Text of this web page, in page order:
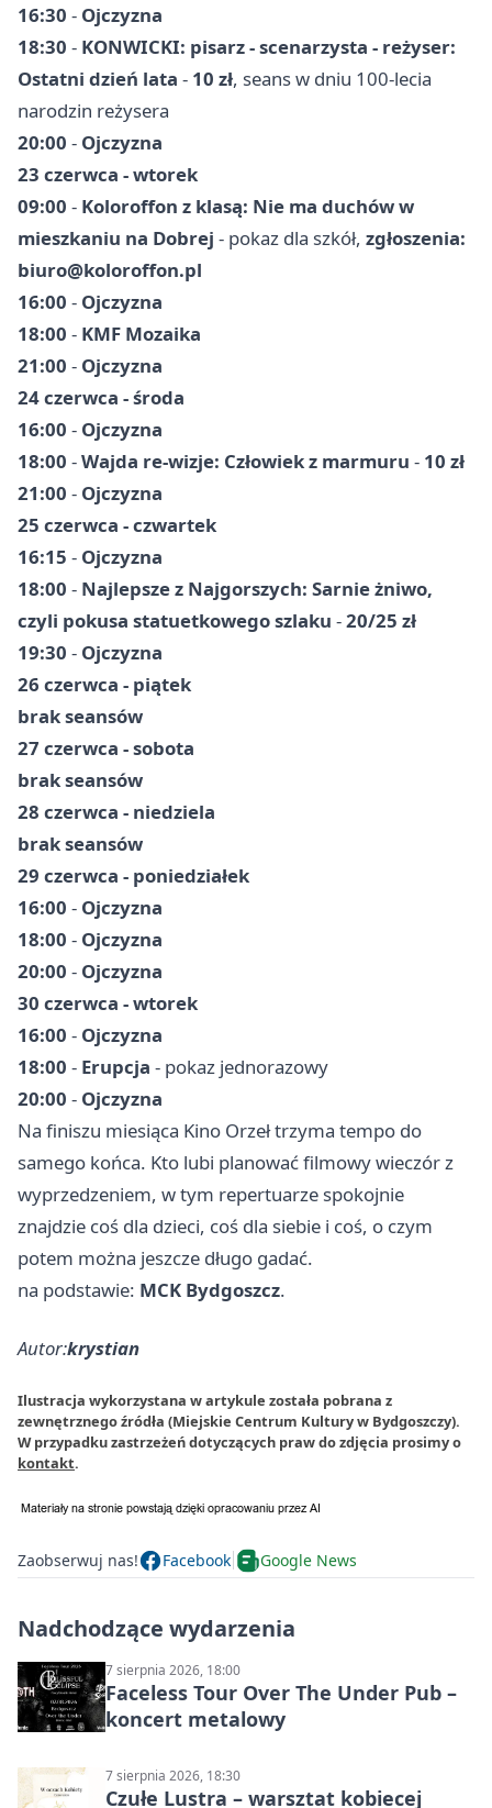
16:30 - Ojczyzna
18:30 - KONWICKI: pisarz - scenarzysta - reżyser:
Ostatni dzień lata - 10 zł, seans w dniu 100-lecia
narodzin reżysera
20:00 - Ojczyzna
23 czerwca - wtorek
09:00 - Koloroffon z klasą: Nie ma duchów w
mieszkaniu na Dobrej - pokaz dla szkół, zgłoszenia:
biuro@koloroffon.pl
16:00 - Ojczyzna
18:00 - KMF Mozaika
21:00 - Ojczyzna
24 czerwca - środa
16:00 - Ojczyzna
18:00 -Wajda re-wizje: Człowiek z marmuru - 10 zł
21:00 - Ojczyzna
25 czerwca - czwartek
16:15 - Ojczyzna
18:00 - Najlepsze z Najgorszych: Sarnie żniwo,
czyli pokusa statuetkowego szlaku -20/25 zł
19:30 - Ojczyzna
26 czerwca - piątek
brak seansów
27 czerwca - sobota
brak seansów
28 czerwca - niedziela
brak seansów
29 czerwca - poniedziałek
16:00 - Ojczyzna
18:00 - Ojczyzna
20:00 - Ojczyzna
30 czerwca - wtorek
16:00 - Ojczyzna
18:00 - Erupcja - pokaz jednorazowy
20:00 - Ojczyzna
Na finiszu miesiąca Kino Orzeł trzyma tempo do
samego końca. Kto lubi planować filmowy wieczór z
wyprzedzeniem, w tym repertuarze spokojnie
znajdzie coś dla dzieci, coś dla siebie i coś, o czym
potem można jeszcze długo gadać.
na podstawie: MCK Bydgoszcz.
Autor:krystian
Ilustracja wykorzystana w artykule została pobrana z
zewnętrznego źródła (Miejskie Centrum Kultury w Bydgoszczy).
W przypadku zastrzeżeń dotyczących praw do zdjęcia prosimy o
kontakt.
Zaobserwuj nas! Facebook Google News
Nadchodzące wydarzenia
7 sierpnia 2026, 18:00
Faceless Tour Over The Under Pub –
koncert metalowy
7 sierpnia 2026, 18:30
Czułe Lustra – warsztat kobiecej